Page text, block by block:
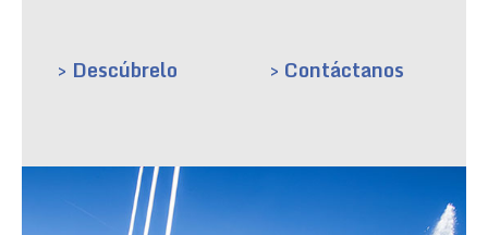
> Descúbrelo > Contáctanos